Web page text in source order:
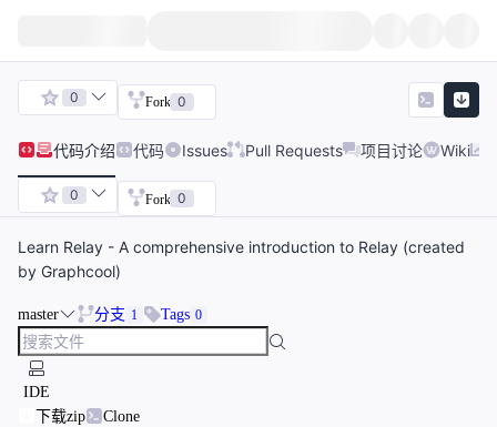
0 Fork 0
代码介绍 代码 Issues Pull Requests 项目讨论 Wiki
0 Fork 0
Learn Relay - A comprehensive introduction to Relay (created
by Graphcool)
master 分支 1 Tags 0
IDE
下载zip
Clone